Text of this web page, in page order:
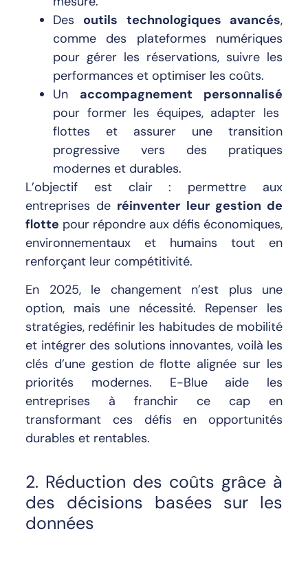
Des outils technologiques avancés,
comme des plateformes numériques
pour gérer les réservations, suivre les
performances et optimiser les coûts.
Un accompagnement personnalisé
pour former les équipes, adapter les
flottes et assurer une transition
progressive vers des pratiques
modernes et durables.
L’objectif est clair : permettre aux
entreprises de réinventer leur gestion de
flotte pour répondre aux défis économiques,
environnementaux et humains tout en
renforçant leur compétitivité.
En 2025, le changement n’est plus une
option, mais une nécessité. Repenser les
stratégies, redéfinir les habitudes de mobilité
et intégrer des solutions innovantes, voilà les
clés d’une gestion de flotte alignée sur les
priorités modernes. E-Blue aide les
entreprises à franchir ce cap en
transformant ces défis en opportunités
durables et rentables.
2. Réduction des coûts grâce à
des décisions basées sur les
données